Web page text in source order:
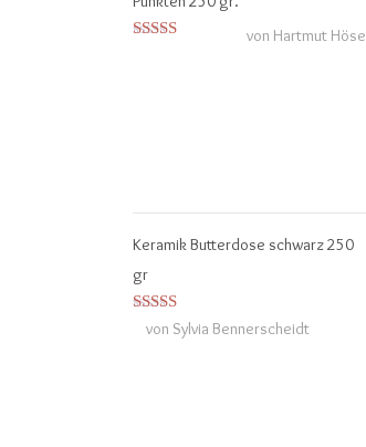
von Hartmut Höse
Keramik Butterdose schwarz 250
gr
Bewertet
von
von Sylvia Bennerscheidt